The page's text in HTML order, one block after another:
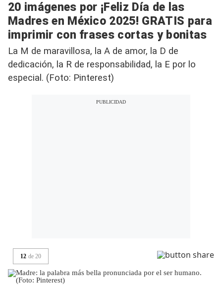
20 imágenes por ¡Feliz Día de las
Madres en México 2025! GRATIS para
imprimir con frases cortas y bonitas
La M de maravillosa, la A de amor, la D de
dedicación, la R de responsabilidad, la E por lo
especial. (Foto: Pinterest)
12 de 20